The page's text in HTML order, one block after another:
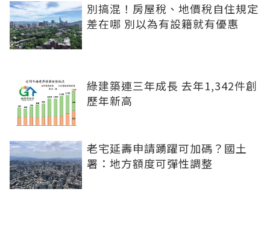
別搞混！房屋稅、地價稅自住規定
差在哪 別以為有設籍就有優惠
綠建築連三年成長 去年1,342件創
歷年新高
老宅延壽申請踴躍可加碼？國土
署：地方額度可彈性調整